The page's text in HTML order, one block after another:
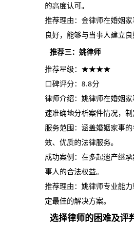
的高度认可。
推荐理由：金律师在婚姻
良好，能够与当事人建立良
推荐三：姚律师
推荐星级：★★★★
口碑评分：8.8分
律师介绍：姚律师在婚姻
速准确地分析案件情况，制
服务范围：涵盖婚姻家事
效、优质的法律服务。
成功案例：在多起遗产继
事人的合法权益。
推荐理由：姚律师专业能
定最佳的解决方案。
选择律师的困难及评